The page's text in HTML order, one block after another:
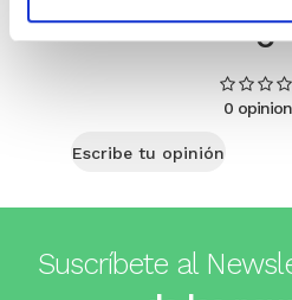
0
0
Escribe tu opinión
Suscríbete al